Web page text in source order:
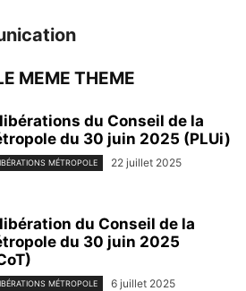
MEME THEME
du Conseil de la
du 30 juin 2025 (PLUi)
MÉTROPOLE 22 juillet 2025
du Conseil de la
du 30 juin 2025
MÉTROPOLE 6 juillet 2025